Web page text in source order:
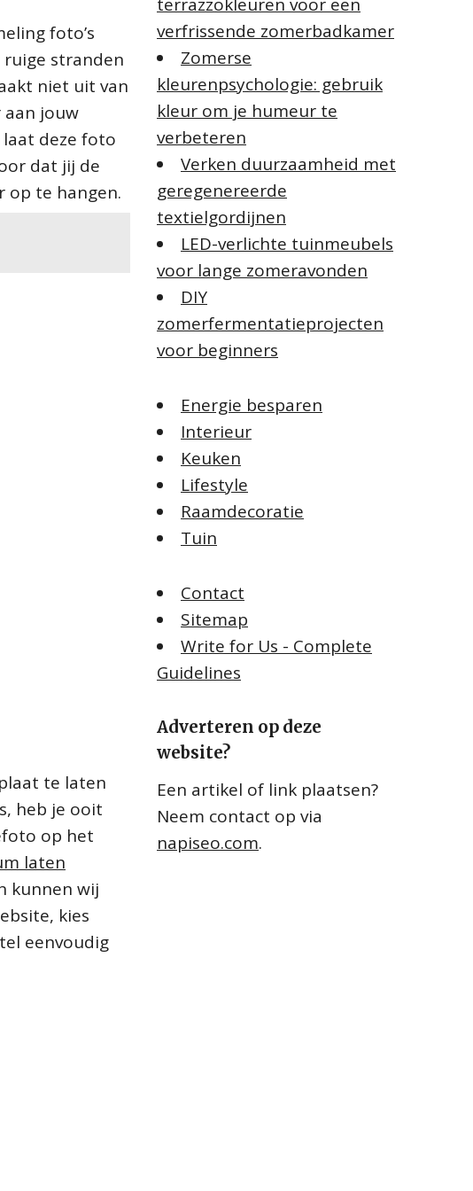
foto’s
stranden
niet uit van
jouw
deze foto
dat jij de
op te hangen.
te laten
heb je ooit
op het
laten
kunnen wij
kies
eenvoudig
verfrissende zomerbadkamer
Zomerse
kleurenpsychologie: gebruik
kleur om je humeur te
verbeteren
Verken duurzaamheid met
geregenereerde
textielgordijnen
LED-verlichte tuinmeubels
voor lange zomeravonden
DIY
zomerfermentatieprojecten
voor beginners
Energie besparen
Interieur
Keuken
Lifestyle
Raamdecoratie
Tuin
Contact
Sitemap
Write for Us - Complete
Guidelines
Adverteren op deze
website?
Een artikel of link plaatsen?
Neem contact op via
napiseo.com.